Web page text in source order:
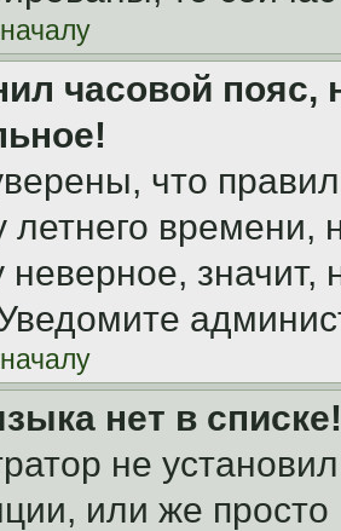
часовой пояс,
что
летнего
значит,
нет в списке!
не
или же